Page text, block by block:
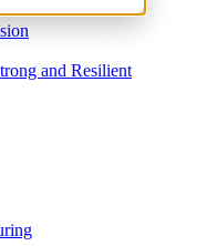
and Resilient